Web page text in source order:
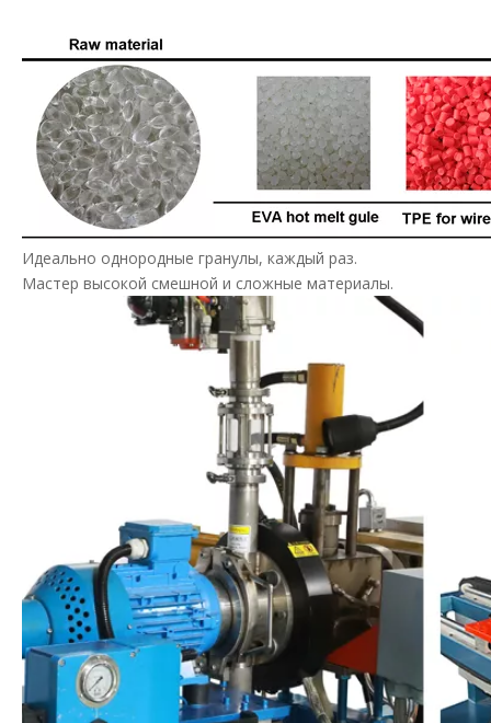
Идеально однородные гранулы, каждый раз.
Мастер высокой смешной и сложные материалы.